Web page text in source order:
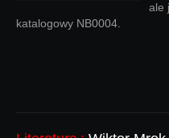
ale
katalogowy NB0004.